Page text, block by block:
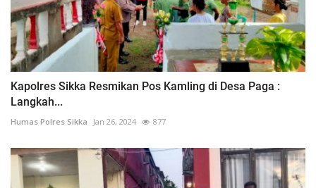
Kapolres Sikka Resmikan Pos Kamling di Desa Paga :
Langkah...
Humas Polres Sikka Jan 26, 2024 877